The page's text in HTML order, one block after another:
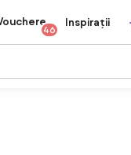
46
Inspirații